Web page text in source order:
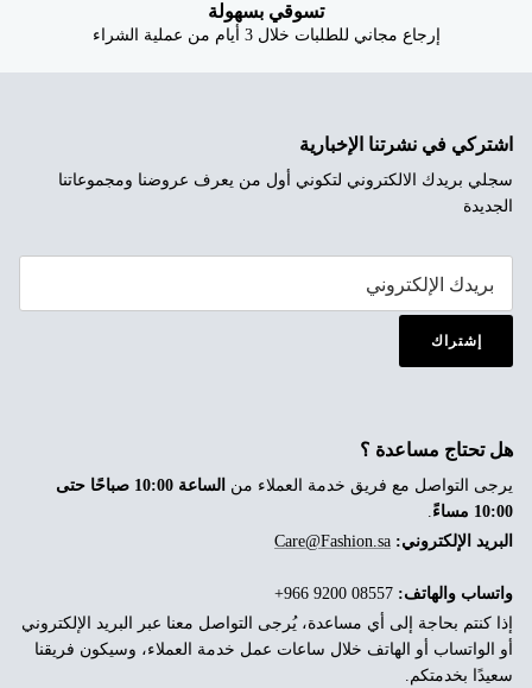
تسوقي بسهولة
إرجاع مجاني للطلبات خلال 3 أيام من عملية الشراء
اشتركي في نشرتنا الإخبارية
سجلي بريدك الالكتروني لتكوني أول من يعرف عروضنا ومجموعاتنا
الجديدة
إشتراك
هل تحتاج مساعدة ؟
يرجى التواصل مع فريق خدمة العملاء من
الساعة 10:00 صباحًا حتى
10:00 مساءً
البريد الإلكتروني: Care@Fashion.sa
واتساب والهاتف:
إذا كنتم بحاجة إلى أي مساعدة، يُرجى التواصل معنا عبر البريد الإلكتروني
أو الواتساب أو الهاتف خلال ساعات عمل خدمة العملاء، وسيكون فريقنا
سعيدًا بخدمتكم.